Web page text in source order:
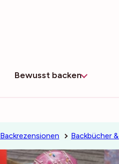
Bewusst backen
Backrezensionen Backbücher